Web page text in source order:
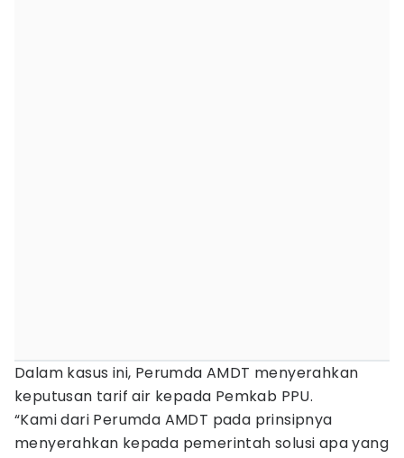
Dalam kasus ini, Perumda AMDT menyerahkan
keputusan tarif air kepada Pemkab PPU.
“Kami dari Perumda AMDT pada prinsipnya
menyerahkan kepada pemerintah solusi apa yang